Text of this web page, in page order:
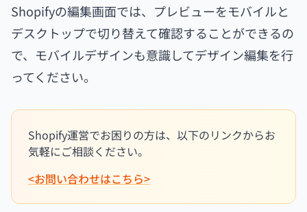
Shopifyの編集画面では、プレビューをモバイルと
デスクトップで切り替えて確認することができるの
で、モバイルデザインも意識してデザイン編集を行
ってください。
Shopify運営でお困りの方は、以下のリンクからお
気軽にご相談ください。
<お問い合わせはこちら>